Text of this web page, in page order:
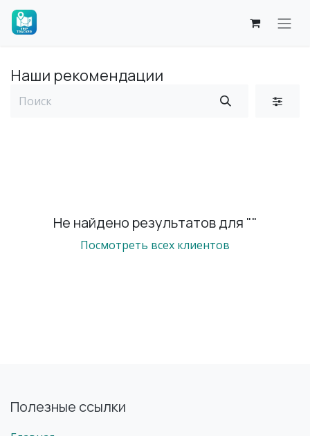
Перейти к содержимому
Наши рекомендации
Не найдено результатов для ""
Посмотреть всех клиентов
Полезные ссылки